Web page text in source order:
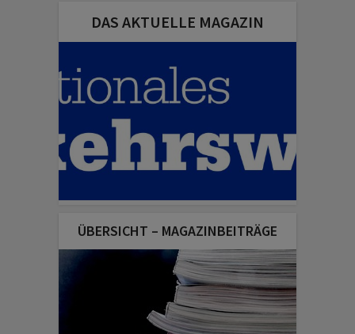
DAS AKTUELLE MAGAZIN
ÜBERSICHT – MAGAZINBEITRÄGE